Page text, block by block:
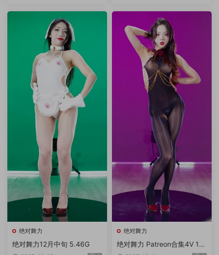
绝对舞力
绝对舞力12月中旬 5.46G
绝对舞力
绝对舞力 Patreon合集4V 18